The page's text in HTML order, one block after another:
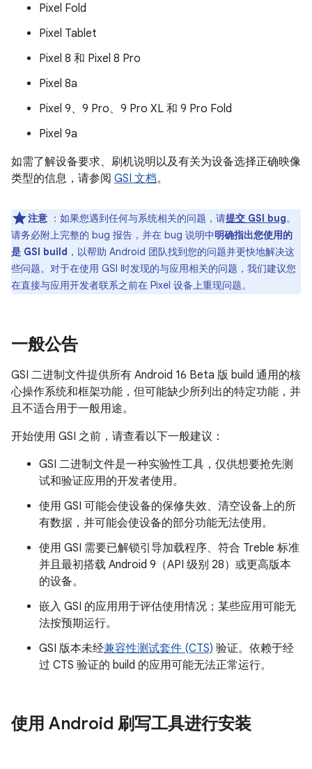
Pixel Fold
Pixel Tablet
Pixel 8 和 Pixel 8 Pro
Pixel 8a
Pixel 9、9 Pro、9 Pro XL 和 9 Pro Fold
Pixel 9a
如需了解设备要求、刷机说明以及有关为设备选择正确映像
类型的信息，请参阅 GSI 文档。
注意 ：如果您遇到任何与系统相关的问题，请提交 GSI bug。
请务必附上完整的 bug 报告，并在 bug 说明中明确指出您使用的
是 GSI build ，以帮助 Android 团队找到您的问题并更快地解决这
些问题。对于在使用 GSI 时发现的与应用相关的问题，我们建议您
在直接与应用开发者联系之前在 Pixel 设备上重现问题。
一般公告
GSI 二进制文件提供所有 Android 16 Beta 版 build 通用的核
心操作系统和框架功能，但可能缺少所列出的特定功能，并
且不适合用于一般用途。
开始使用 GSI 之前，请查看以下一般建议：
GSI 二进制文件是一种实验性工具，仅供想要抢先测
试和验证应用的开发者使用。
使用 GSI 可能会使设备的保修失效、清空设备上的所
有数据，并可能会使设备的部分功能无法使用。
使用 GSI 需要已解锁引导加载程序、符合 Treble 标准
并且最初搭载 Android 9（API 级别 28）或更高版本
的设备。
嵌入 GSI 的应用用于评估使用情况；某些应用可能无
法按预期运行。
GSI 版本未经兼容性测试套件 (CTS) 验证。依赖于经
过 CTS 验证的 build 的应用可能无法正常运行。
使用 Android 刷写工具进行安装